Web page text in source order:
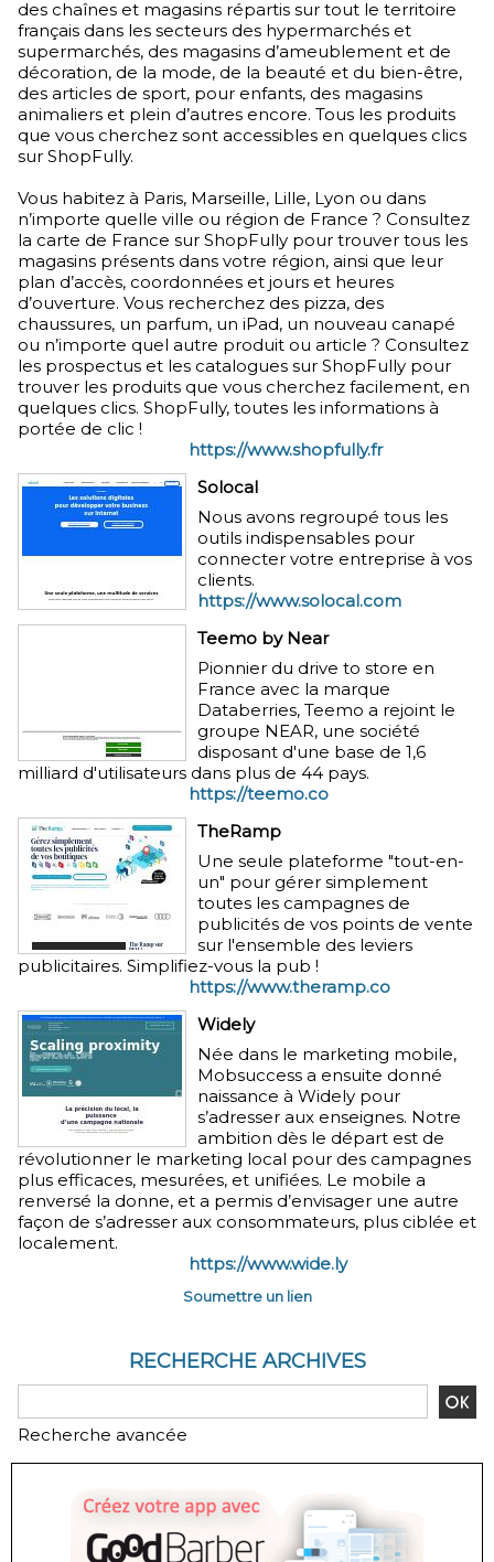
des chaînes et magasins répartis sur tout le territoire
français dans les secteurs des hypermarchés et
supermarchés, des magasins d’ameublement et de
décoration, de la mode, de la beauté et du bien-être,
des articles de sport, pour enfants, des magasins
animaliers et plein d’autres encore. Tous les produits
que vous cherchez sont accessibles en quelques clics
sur ShopFully.
Vous habitez à Paris, Marseille, Lille, Lyon ou dans
n’importe quelle ville ou région de France ? Consultez
la carte de France sur ShopFully pour trouver tous les
magasins présents dans votre région, ainsi que leur
plan d’accès, coordonnées et jours et heures
d’ouverture. Vous recherchez des pizza, des
chaussures, un parfum, un iPad, un nouveau canapé
ou n’importe quel autre produit ou article ? Consultez
les prospectus et les catalogues sur ShopFully pour
trouver les produits que vous cherchez facilement, en
quelques clics. ShopFully, toutes les informations à
portée de clic !
https://www.shopfully.fr
Solocal
Nous avons regroupé tous les
outils indispensables pour
connecter votre entreprise à vos
clients.
https://www.solocal.com
Teemo by Near
Pionnier du drive to store en
France avec la marque
Databerries, Teemo a rejoint le
groupe NEAR, une société
disposant d'une base de 1,6
milliard d'utilisateurs dans plus de 44 pays.
https://teemo.co
TheRamp
Une seule plateforme "tout-en-
un" pour gérer simplement
toutes les campagnes de
publicités de vos points de vente
sur l'ensemble des leviers
publicitaires. Simplifiez-vous la pub !
https://www.theramp.co
Widely
Née dans le marketing mobile,
Mobsuccess a ensuite donné
naissance à Widely pour
s’adresser aux enseignes. Notre
ambition dès le départ est de
révolutionner le marketing local pour des campagnes
plus efficaces, mesurées, et unifiées. Le mobile a
renversé la donne, et a permis d’envisager une autre
façon de s’adresser aux consommateurs, plus ciblée et
localement.
https://www.wide.ly
Soumettre un lien
RECHERCHE ARCHIVES
Recherche avancée